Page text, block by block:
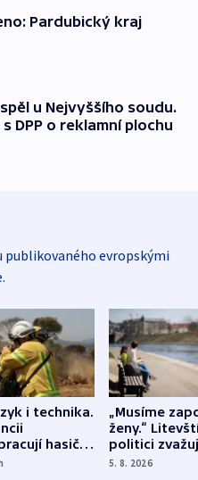
Pardubický kraj
u Nejvyššího soudu.
DPP o reklamní plochu
publikovaného evropskými
i technika.
hasiči z
zemí
„Musíme
ženy.“
politici
dohodu o
5. 8. 2026